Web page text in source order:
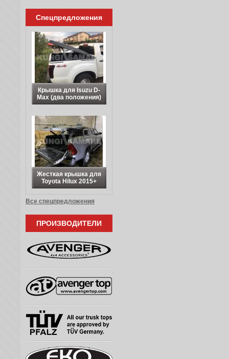
Спецпредложения
Крышка для Isuzu D-
Max (два положения)
Жесткая крышка для
Toyota Hilux 2015+
Все спецпредложения
ПРОИЗВОДИТЕЛИ